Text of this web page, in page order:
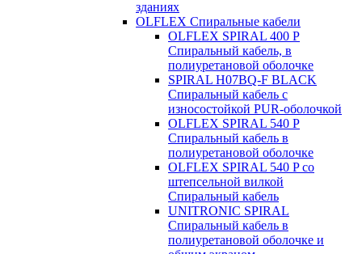
зданиях
OLFLEX Спиральные кабели
OLFLEX SPIRAL 400 P
Спиральный кабель, в
полиуретановой оболочке
SPIRAL H07BQ-F BLACK
Спиральный кабель с
износостойкой PUR-оболочкой
OLFLEX SPIRAL 540 P
Спиральный кабель в
полиуретановой оболочке
OLFLEX SPIRAL 540 P со
штепсельной вилкой
Спиральный кабель
UNITRONIC SPIRAL
Спиральный кабель в
полиуретановой оболочке и